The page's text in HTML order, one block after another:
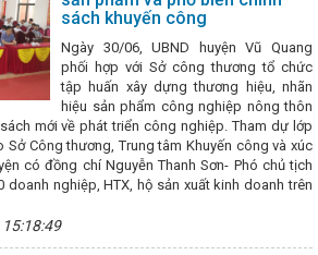
các nội dung
Trong mọi tình huống
cầu thị trường trong nước
phía Đông
Sở Công Thương tổ chức
Kê hoạch thực hiện chương trình phát triển
2025 - 2030 trên địa bàn tỉnh Hà Tĩnh
trao Biên bản ghi nhớ về phát triển chuỗi
giành giải nhất Hội thi "Dân vận khéo" Hà
7 và 7 tháng đầu năm 2026
Kỳ họp
Nam – Trung Quốc
Hà Tĩnh tham gia
và các tỉnh, thành phố trong cả nước
triển khai hoạt động Khoa học công nghệ,
mạng internet như thế nào?
Thành phố Hà Tĩnh một thế kỷ vươn mình
sách khuyến công
Ngày 30/06, UBND huyện Vũ Quang
phối hợp với Sở công thương tổ chức
tập huấn xây dựng thương hiệu, nhãn
hiệu sản phẩm công nghiệp nông thôn
mới về phát triển công nghiệp. Tham dự lớp
Công thương, Trung tâm Khuyến công và xúc
có đồng chí Nguyễn Thanh Sơn- Phó chủ tịch
doanh nghiệp, HTX, hộ sản xuất kinh doanh trên